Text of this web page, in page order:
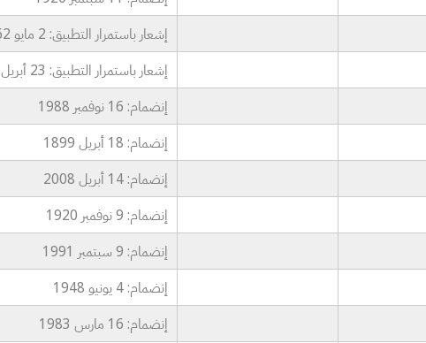
إشعار باستمرار التطبيق: 2 مايو 1962
إشعار باستمرار التطبيق: 23 أبريل 1928
إنضمام: 16 نوفمبر 1988
إنضمام: 18 أبريل 1899
إنضمام: 14 أبريل 2008
إنضمام: 9 نوفمبر 1920
إنضمام: 9 سبتمبر 1991
إنضمام: 4 يونيو 1948
إنضمام: 16 مارس 1983